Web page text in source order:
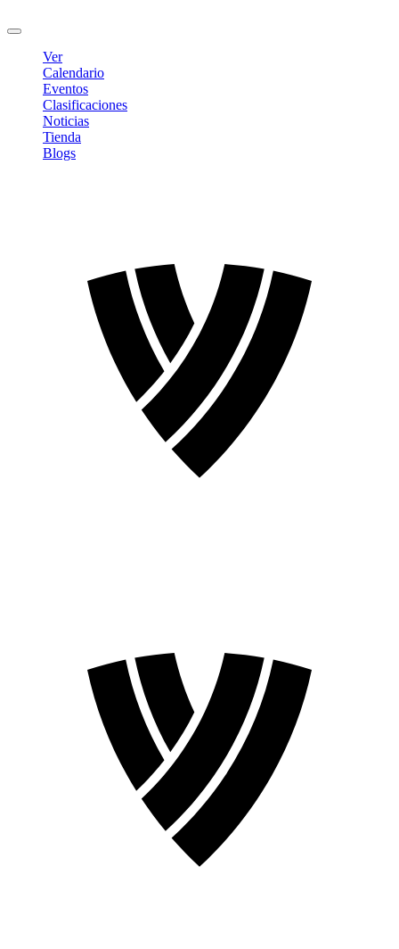
Ver
Calendario
Eventos
Clasificaciones
Noticias
Tienda
Blogs